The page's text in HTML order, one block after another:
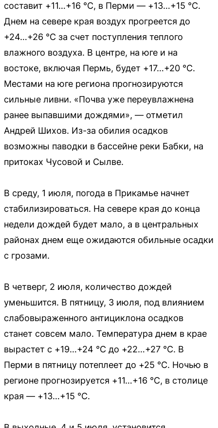
составит +11…+16 °C, в Перми — +13…+15 °C.
Днем на севере края воздух прогреется до
+24…+26 °C за счет поступления теплого
влажного воздуха. В центре, на юге и на
востоке, включая Пермь, будет +17…+20 °C.
Местами на юге региона прогнозируются
сильные ливни. «Почва уже переувлажнена
ранее выпавшими дождями», — отметил
Андрей Шихов. Из-за обилия осадков
возможны паводки в бассейне реки Бабки, на
притоках Чусовой и Сылве.
В среду, 1 июля, погода в Прикамье начнет
стабилизироваться. На севере края до конца
недели дождей будет мало, а в центральных
районах днем еще ожидаются обильные осадки
с грозами.
В четверг, 2 июля, количество дождей
уменьшится. В пятницу, 3 июля, под влиянием
слабовыраженного антициклона осадков
станет совсем мало. Температура днем в крае
вырастет с +19…+24 °C до +22…+27 °C. В
Перми в пятницу потеплеет до +25 °C. Ночью в
регионе прогнозируется +11…+16 °C, в столице
края — +13…+15 °C.